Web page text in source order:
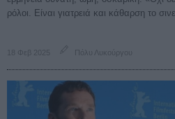
ρόλοι. Είναι γιατρειά και κάθαρση το
18 Φεβ 2025 Πόλυ Λυκούργου